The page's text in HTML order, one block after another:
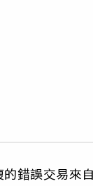
錯誤交易來